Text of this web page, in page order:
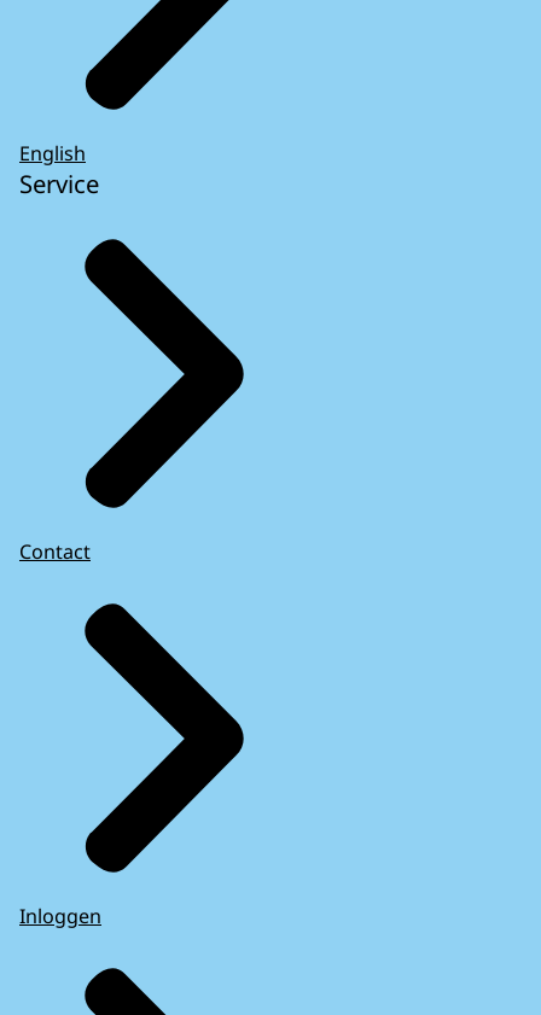
English
Service
Contact
Inloggen